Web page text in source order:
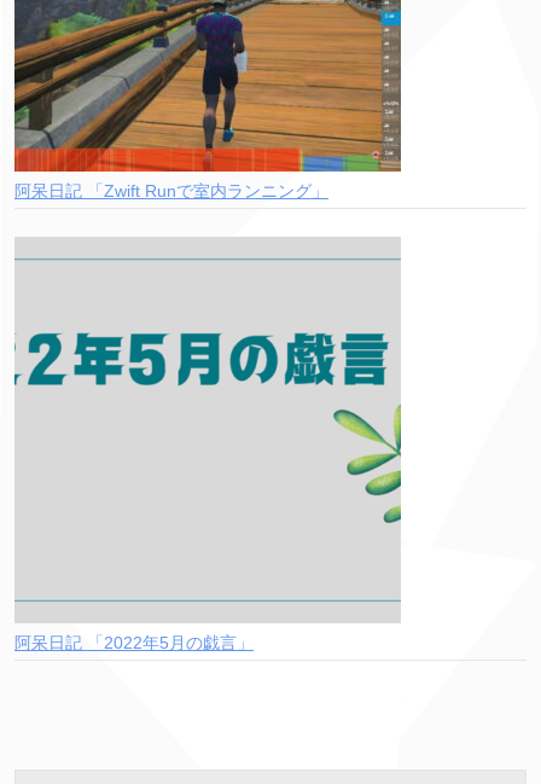
阿呆日記 「Zwift Runで室内ランニング」
阿呆日記 「2022年5月の戯言」